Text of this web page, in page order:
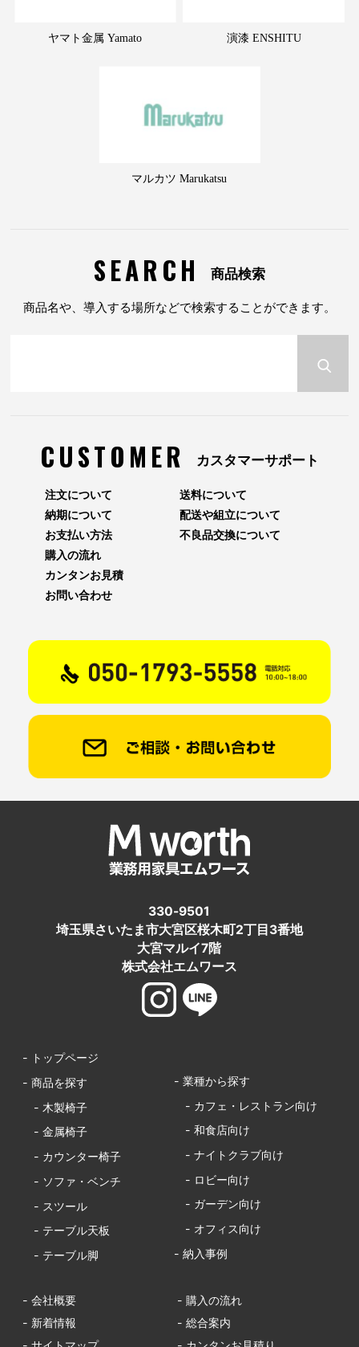
ヤマト金属 Yamato 演漆 ENSHITU
マルカツ Marukatsu
SEARCH 商品検索
商品名や、導入する場所などで検索することができます。
CUSTOMER カスタマーサポート
注文について
納期について
お支払い方法
送料について
配送や組立について
不良品交換について
購入の流れ
カンタンお見積
お問い合わせ
330-9501
埼玉県さいたま市大宮区桜木町2丁目3番地
大宮マルイ7階
株式会社エムワース
- トップページ
- 商品を探す
- 木製椅子
- 金属椅子
- カウンター椅子
- ソファ・ベンチ
- スツール
- テーブル天板
- テーブル脚
- 業種から探す
- カフェ・レストラン向け
- 和食店向け
- ナイトクラブ向け
- ロビー向け
- ガーデン向け
- オフィス向け
- 納入事例
- 会社概要
- 購入の流れ
- 新着情報
- 総合案内